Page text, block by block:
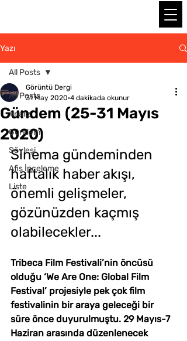
Yazı
All Posts
Analiz
Gündem
Söyleşi
Afiş İnceleme
Liste
All Posts
Gündem (25-31 Mayıs
2020)
Görüntü Dergi
31 May 2020 4 dakikada okunur
Sinema gündeminden
haftalık haber akışı,
önemli gelişmeler,
gözünüzden kaçmış
olabilecekler...
Tribeca Film Festivali’nin öncüsü
olduğu ‘We Are One: Global Film
Festival’ projesiyle pek çok film
festivalinin bir araya geleceği bir
süre önce duyurulmuştu. 29 Mayıs-7
Haziran arasında düzenlenecek